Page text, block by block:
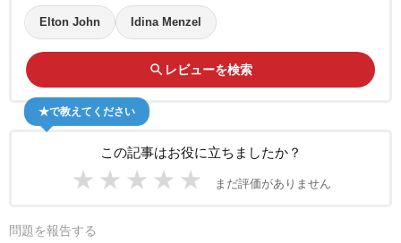
Elton John Idina Menzel
search レビューを検索
この記事はお役に立ちましたか？
★ ★ ★ ★ ★ まだ評価がありません
★で教えてください
問題を報告する